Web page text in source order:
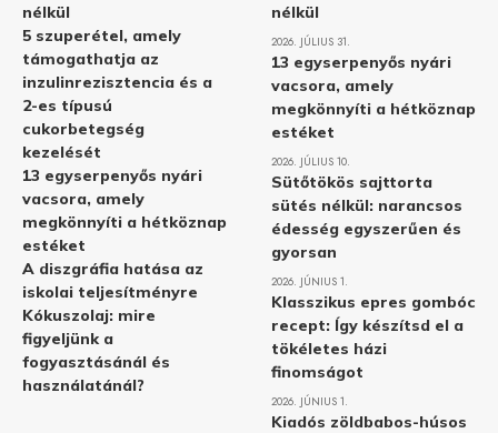
nélkül
5 szuperétel, amely
támogathatja az
inzulinrezisztencia és a
2-es típusú
cukorbetegség
kezelését
13 egyserpenyős nyári
vacsora, amely
megkönnyíti a hétköznap
estéket
A diszgráfia hatása az
iskolai teljesítményre
Kókuszolaj: mire
figyeljünk a
fogyasztásánál és
használatánál?
nélkül
2026. JÚLIUS 31.
13 egyserpenyős nyári
vacsora, amely
megkönnyíti a hétköznap
estéket
2026. JÚLIUS 10.
Sütőtökös sajttorta
sütés nélkül: narancsos
édesség egyszerűen és
gyorsan
2026. JÚNIUS 1.
Klasszikus epres gombóc
recept: Így készítsd el a
tökéletes házi
finomságot
2026. JÚNIUS 1.
Kiadós zöldbabos-húsos